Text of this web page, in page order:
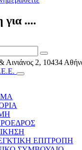
για ....
Αινιάνος 2, 10434
ΕΠΙΤΡΟΠΗ